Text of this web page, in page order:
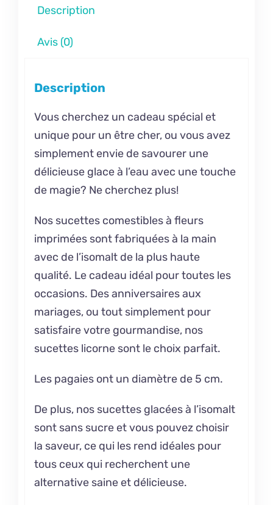
Description
Avis (0)
Description
Vous cherchez un cadeau spécial et
unique pour un être cher, ou vous avez
simplement envie de savourer une
délicieuse glace à l’eau avec une touche
de magie? Ne cherchez plus!
Nos sucettes comestibles à fleurs
imprimées sont fabriquées à la main
avec de l’isomalt de la plus haute
qualité. Le cadeau idéal pour toutes les
occasions. Des anniversaires aux
mariages, ou tout simplement pour
satisfaire votre gourmandise, nos
sucettes licorne sont le choix parfait.
Les pagaies ont un diamètre de 5 cm.
De plus, nos sucettes glacées à l’isomalt
sont sans sucre et vous pouvez choisir
la saveur, ce qui les rend idéales pour
tous ceux qui recherchent une
alternative saine et délicieuse.